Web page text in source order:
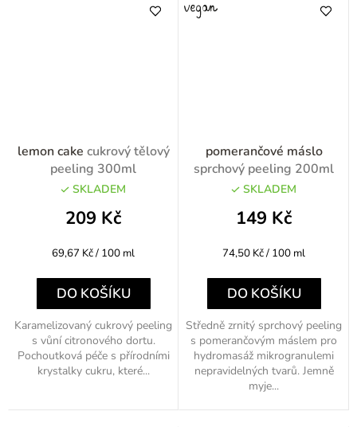
lemon cake cukrový tělový
peeling 300ml
SKLADEM
209 Kč
Měrná
69,67 Kč / 100 ml
DO KOŠÍKU
Karamelizovaný cukrový peeling
s vůní citronového dortu.
Pochoutková péče s přírodními
krystalky cukru, které...
pomerančové máslo
sprchový peeling 200ml
SKLADEM
149 Kč
Měrná
74,50 Kč / 100 ml
DO KOŠÍKU
Středně zrnitý sprchový peeling
s pomerančovým máslem pro
hydromasáž mikrogranulemi
nepravidelných tvarů. Jemně
myje...